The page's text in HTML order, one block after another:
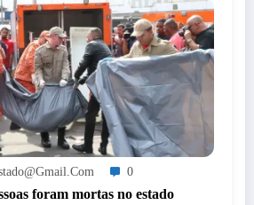
0
foram mortas no estado